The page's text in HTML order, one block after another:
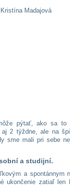
pýtať, ako sa to
2 týždne, ale na
sme mali pri sebe
a studijní.
a spontánnym
ukončenie zatiaľ len